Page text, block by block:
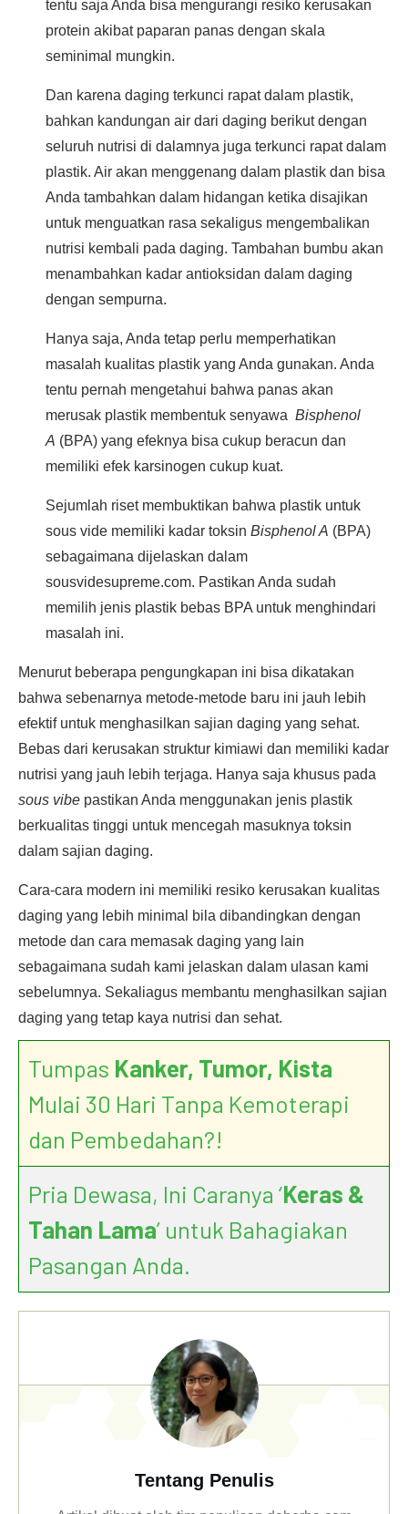
tentu saja Anda bisa mengurangi resiko kerusakan
protein akibat paparan panas dengan skala
seminimal mungkin.
Dan karena daging terkunci rapat dalam plastik,
bahkan kandungan air dari daging berikut dengan
seluruh nutrisi di dalamnya juga terkunci rapat dalam
plastik. Air akan menggenang dalam plastik dan bisa
Anda tambahkan dalam hidangan ketika disajikan
untuk menguatkan rasa sekaligus mengembalikan
nutrisi kembali pada daging. Tambahan bumbu akan
menambahkan kadar antioksidan dalam daging
dengan sempurna.
Hanya saja, Anda tetap perlu memperhatikan
masalah kualitas plastik yang Anda gunakan. Anda
tentu pernah mengetahui bahwa panas akan
merusak plastik membentuk senyawa Bisphenol
A (BPA) yang efeknya bisa cukup beracun dan
memiliki efek karsinogen cukup kuat.
Sejumlah riset membuktikan bahwa plastik untuk
sous vide memiliki kadar toksin Bisphenol A (BPA)
sebagaimana dijelaskan dalam
sousvidesupreme.com. Pastikan Anda sudah
memilih jenis plastik bebas BPA untuk menghindari
masalah ini.
Menurut beberapa pengungkapan ini bisa dikatakan
bahwa sebenarnya metode-metode baru ini jauh lebih
efektif untuk menghasilkan sajian daging yang sehat.
Bebas dari kerusakan struktur kimiawi dan memiliki kadar
nutrisi yang jauh lebih terjaga. Hanya saja khusus pada
sous vibe pastikan Anda menggunakan jenis plastik
berkualitas tinggi untuk mencegah masuknya toksin
dalam sajian daging.
Cara-cara modern ini memiliki resiko kerusakan kualitas
daging yang lebih minimal bila dibandingkan dengan
metode dan cara memasak daging yang lain
sebagaimana sudah kami jelaskan dalam ulasan kami
sebelumnya. Sekaliagus membantu menghasilkan sajian
daging yang tetap kaya nutrisi dan sehat.
Tumpas Kanker, Tumor, Kista
Mulai 30 Hari Tanpa Kemoterapi
dan Pembedahan?!
Pria Dewasa, Ini Caranya ‘Keras &
Tahan Lama’ untuk Bahagiakan
Pasangan Anda.
Tentang Penulis